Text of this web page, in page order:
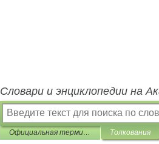
Словари и энциклопедии на
Официальная терминология Толкования